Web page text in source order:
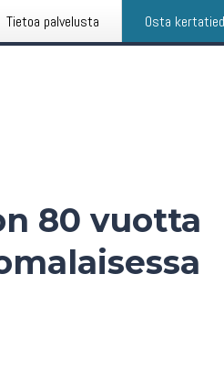
Tietoa palvelusta Osta
80 vuotta